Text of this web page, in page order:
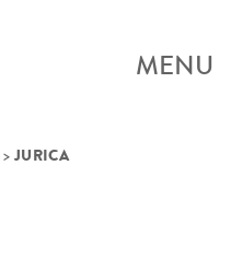
MENU
> JURICA